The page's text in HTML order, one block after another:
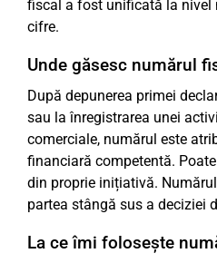
fiscal a fost unificată la nivel
cifre.
Unde găsesc numărul
După depunerea primei
sau la înregistrarea unei
comerciale, numărul este
financiară competentă.
din proprie inițiativă.
partea stângă sus a deciziei
La ce îmi folosește